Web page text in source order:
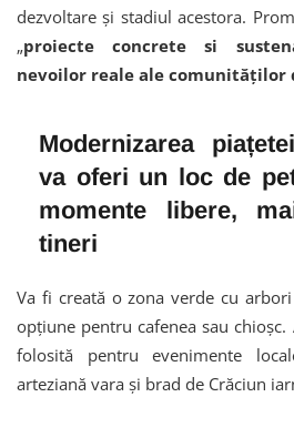
dezvoltare și stadiul acestora.
„proiecte concrete si
nevoilor reale ale comunităților
Modernizarea
va oferi un loc de
momente libere,
tineri
Va fi creată o zona verde cu
opțiune pentru cafenea sau chioșc.
folosită pentru evenimente
arteziană vara și brad de Crăciun